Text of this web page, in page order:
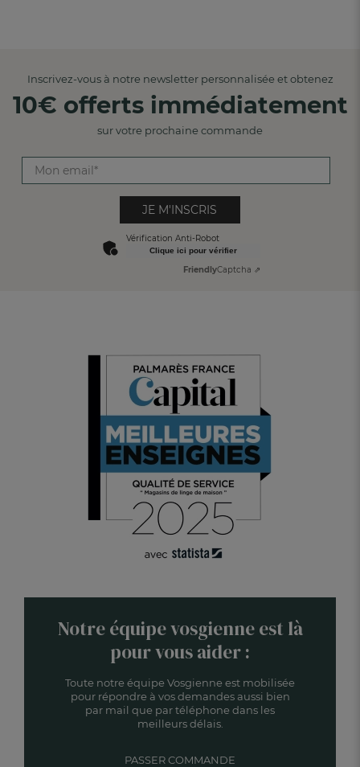
Inscrivez-vous à notre newsletter personnalisée et obtenez
10€ offerts immédiatement
sur votre prochaine commande
JE M'INSCRIS
Vérification Anti-Robot
Clique ici pour vérifier
FriendlyCaptcha ⇗
Notre équipe vosgienne est là
pour vous aider :
Toute notre équipe Vosgienne est mobilisée
pour répondre à vos demandes aussi bien
par mail que par téléphone dans les
meilleurs délais.
PASSER COMMANDE